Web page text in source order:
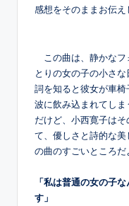
感想をそのままお伝え
この曲は、静かなフ
とりの女の子の小さ
詞を知ると彼女が車
波に飲み込まれてしま
だけど、小西寛子は
て、優しさと詩的な
の曲のすごいところだ
「私は普通の女の子
す」